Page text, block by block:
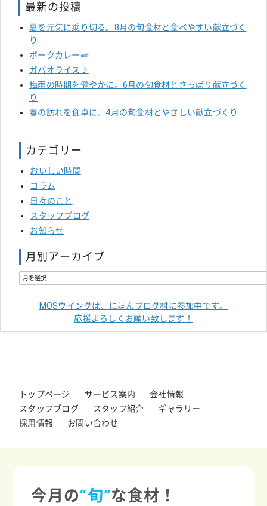
最新の投稿
夏を元気に乗り切る。8月の旬食材と食べやすい献立づく
り
ポークカレー🍛
ガパオライス♪
梅雨の時期を健やかに。6月の旬食材とさっぱり献立づく
り
春の訪れを食卓に。4月の旬食材とやさしい献立づくり
カテゴリー
おいしい時間
コラム
日々のこと
スタッフブログ
お知らせ
月別アーカイブ
MOSウイングは、にほんブログ村に参加中です。
応援よろしくお願い致します！
トップページ サービス案内
会社情報
スタッフブログ
スタッフ紹介
ギャラリー
採用情報
お問い合わせ
今月の“旬”な食材！